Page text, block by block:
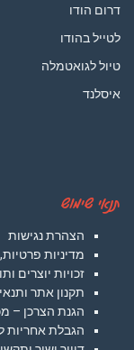
דרום הודו
לטייל בהודו
טיול לגואטמלה
איסלנד
תנאי שימוש
הצהרת נגישות
מדיניות
זכויות יוצרים
תקנון אתר
הגנת הצרכן –
הגבלת אחריות